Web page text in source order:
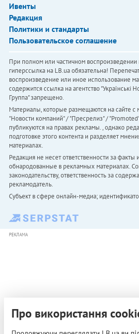
Ивенты
Редакция
Политики и стандарты
Пользовательское соглашение
При полном или частичном воспроизведении
гиперссылка на LB.ua обязательна!
воспроизведение или иное использование
содержится ссылка на агентство "Українськi
Группа" запрещено.
Материалы, которые размещаются на сайте с
"Новости компаний" / "Пресрелиз" /
публикуются на правах рекламы. , однако
подготовке этого контента и разделяет
материалах.
Редакция не несет ответственности за
обнародованные в рекламных материалах.
законодательству, ответственность за
рекламодатель.
Субъект в сфере онлайн-медиа;
РЕКЛАМА
Про використання